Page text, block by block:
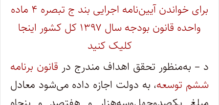
برای خواندن آیین‌نامه اجرایی بند ج تبصره ۴ ماده
واحده قانون بودجه سال ۱۳۹۷ کل کشور اینجا
کلیک کنید
د – به‌منظور تحقق اهداف مندرج در قانون برنامه
ششم توسعه، به دولت اجازه داده می‌شود معادل